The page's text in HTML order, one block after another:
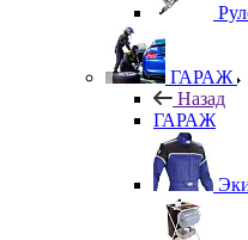
ГАРАЖ
Назад
ГАРАЖ